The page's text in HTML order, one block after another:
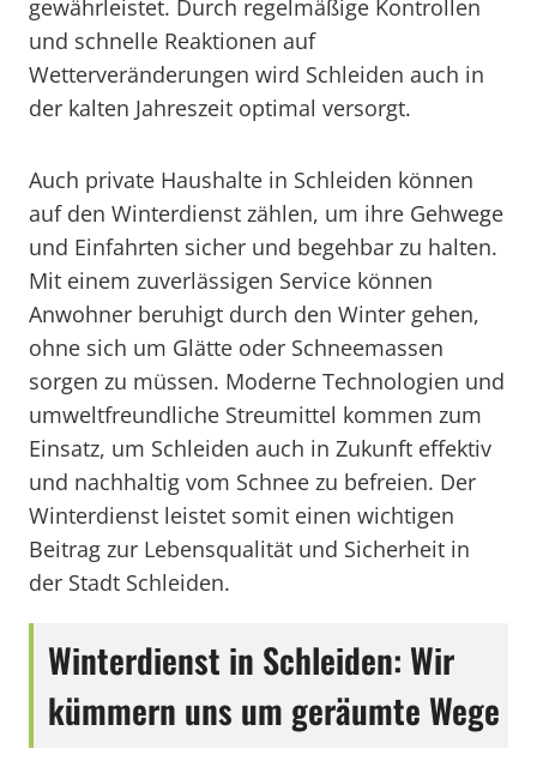
gewährleistet. Durch regelmäßige Kontrollen
und schnelle Reaktionen auf
Wetterveränderungen wird Schleiden auch in
der kalten Jahreszeit optimal versorgt.
Auch private Haushalte in Schleiden können
auf den Winterdienst zählen, um ihre Gehwege
und Einfahrten sicher und begehbar zu halten.
Mit einem zuverlässigen Service können
Anwohner beruhigt durch den Winter gehen,
ohne sich um Glätte oder Schneemassen
sorgen zu müssen. Moderne Technologien und
umweltfreundliche Streumittel kommen zum
Einsatz, um Schleiden auch in Zukunft effektiv
und nachhaltig vom Schnee zu befreien. Der
Winterdienst leistet somit einen wichtigen
Beitrag zur Lebensqualität und Sicherheit in
der Stadt Schleiden.
Winterdienst in Schleiden: Wir
kümmern uns um geräumte Wege